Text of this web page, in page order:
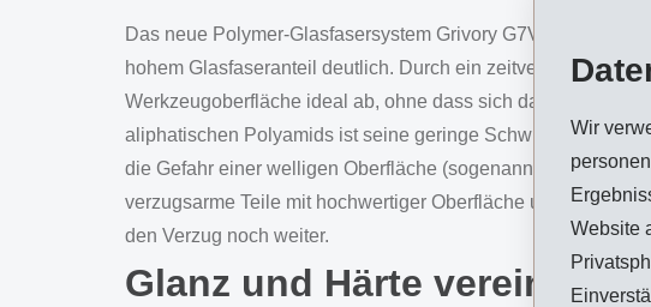
Wir
Website
Das neue Polymer-Glasfasersystem Grivory G7V verbessert
hohem Glasfaseranteil deutlich. Durch ein zeitverzögertes
Werkzeugoberfläche ideal ab, ohne dass sich dabei die
aliphatischen Polyamids ist seine geringe Schwindung. So
die Gefahr einer welligen Oberfläche (sogenannte
verzugsarme Teile mit hochwertiger Oberfläche und einer
den Verzug noch weiter.
Glanz und Härte vereint